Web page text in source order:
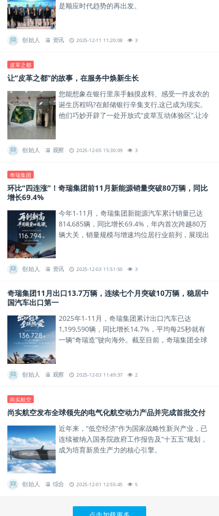
是顺应时代趋势的再出发。
创始人 资讯 2025-12-11 11:20:08 3
皮革之都
让“皮革之都”的故事，在服务中焕新生长
您能想象在银行里亲手触摸皮料、感受一件皮衣的
诞生历程吗?在邮储银行辛集支行,这已成为现实。
他们巧妙开辟了一处开放式“皮草互动体验区”,让冷
创始人 观察 2025-12-05 15:30:09 3
奇瑞集团
环比“四连涨”！奇瑞集团前11月新能源销量突破80万辆，同比
增长69.4%
今年1-11月，奇瑞集团新能源汽车累计销量已达
814,685辆，同比增长69.4%，年内首次跨越80万
辆大关，销量规模与增速均位居行业前列，展现出
创始人 资讯 2025-12-03 11:51:50 3
奇瑞集团11月出口13.7万辆，连续七个月突破10万辆，稳居中
国汽车出口第一
2025年1-11月，奇瑞集团累计出口汽车已达
1,199,590辆，同比增长14.7%，平均每25秒就有
一辆“奇瑞造”驶向海外。截至目前，奇瑞集团全球
创始人 观察 2025-12-03 11:49:37 2
尚实航空
尚实航空发布全球领先的电气化航空动力产品并完成首批交付
近年来，“低空经济”作为国家战略性新兴产业，已
连续被纳入国务院政府工作报告及“十五五”规划，
成为培育新质生产力的核心引擎。
创始人 综合 2025-12-01 12:55:45 5